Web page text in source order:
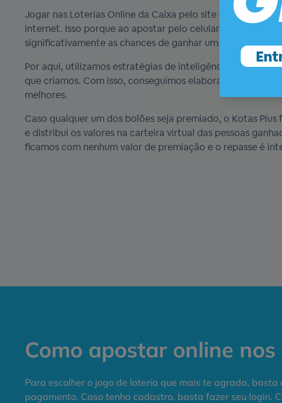
Jogar nas Loterias Online da Caixa pelo site do Kotas
internet. Isso porque ao apostar pelo celular, tablet ou
significativamente as chances de ganhar um bom prêmio
Por aqui, utilizamos estratégias de inteligência artificial
que criamos. Com isso, conseguimos elaborar jogos de
melhores.
Caso qualquer um dos bolões seja premiado, o Kotas
e distribui os valores na carteira virtual das pessoas
ficamos com nenhum valor de premiação e o repasse é
Como apostar online
Para escolher o jogo de loteria que mais te agrada,
pagamento. Caso tenha cadastro, basta fazer seu login.